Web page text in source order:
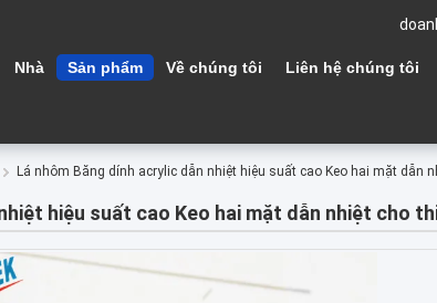
Nhà Sản phẩm Về chúng tôi Liên hệ chúng tôi
Lá nhôm Băng dính acrylic dẫn nhiệt hiệu suất cao Keo hai mặt dẫn
hiệu suất cao Keo hai mặt dẫn nhiệt cho